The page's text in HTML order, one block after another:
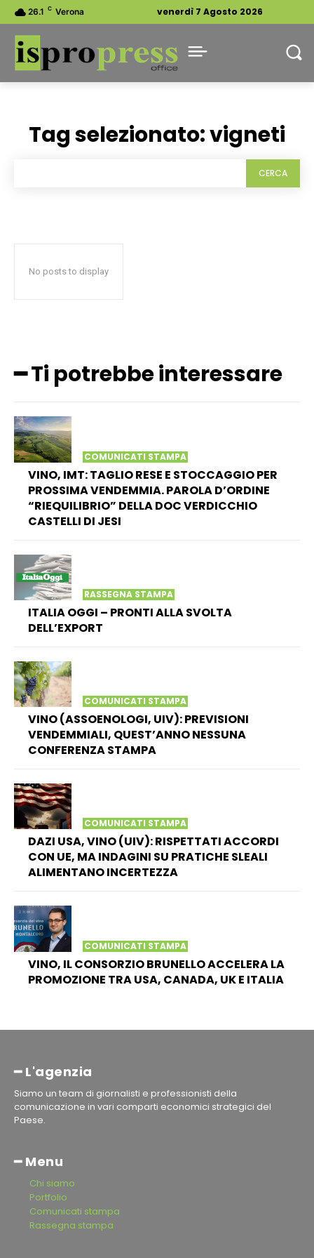
26.1 C Verona venerdì 7 Agosto 2026
Tag selezionato:vigneti
CERCA
No posts to display
━ Ti potrebbe interessare
COMUNICATI STAMPA
VINO, IMT: TAGLIO RESE E STOCCAGGIO PER
PROSSIMA VENDEMMIA. PAROLA D’ORDINE
“RIEQUILIBRIO” DELLA DOC VERDICCHIO
CASTELLI DI JESI
RASSEGNA STAMPA
ITALIA OGGI – PRONTI ALLA SVOLTA
DELL’EXPORT
COMUNICATI STAMPA
VINO (ASSOENOLOGI, UIV): PREVISIONI
VENDEMMIALI, QUEST’ANNO NESSUNA
CONFERENZA STAMPA
COMUNICATI STAMPA
DAZI USA, VINO (UIV): RISPETTATI ACCORDI
CON UE, MA INDAGINI SU PRATICHE SLEALI
ALIMENTANO INCERTEZZA
COMUNICATI STAMPA
VINO, IL CONSORZIO BRUNELLO ACCELERA LA
PROMOZIONE TRA USA, CANADA, UK E ITALIA
━ L'agenzia
Siamo un team di giornalisti e professionisti della
comunicazione in vari comparti economici strategici del
Paese.
━ Menu
Chi siamo
Portfolio
Comunicati stampa
Rassegna stampa